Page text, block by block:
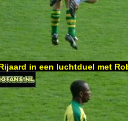
in een luchtduel met